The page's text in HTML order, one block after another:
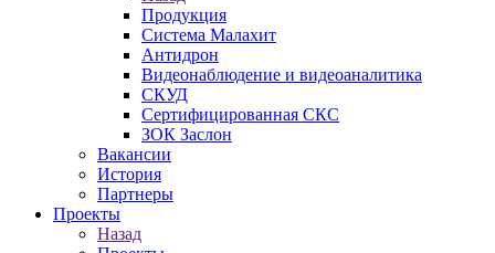
Продукция
Система Малахит
Антидрон
Видеонаблюдение и видеоаналитика
СКУД
Сертифицированная СКС
ЗОК Заслон
Вакансии
История
Партнеры
Проекты
Назад